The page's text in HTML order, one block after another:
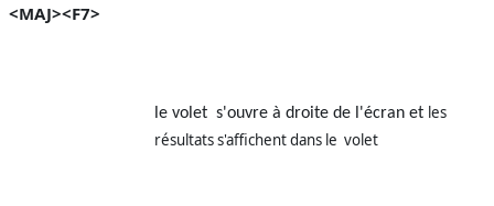
<MAJ><F7>
le volet s'ouvre à droite de l'écran et les
résultats s'affichent dans le volet